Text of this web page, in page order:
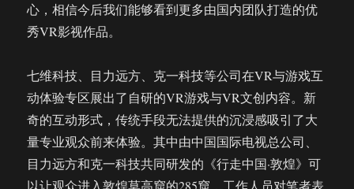
心，相信今后我们能够看到更多由国内团队打造的优
秀VR影视作品。
七维科技、目力远方、克一科技等公司在VR与游戏互
动体验专区展出了自研的VR游戏与VR文创内容。新
奇的互动形式，传统手段无法提供的沉浸感吸引了大
量专业观众前来体验。其中由中国国际电视总公司、
目力远方和克一科技共同研发的《行走中国·敦煌》可
以让观众进入敦煌莫高窟的285窟，工作人员对笔者表